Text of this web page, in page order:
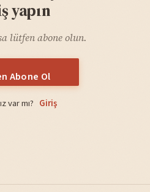
yapın
lütfen abone olun.
Abone Ol
var mı? Giriş